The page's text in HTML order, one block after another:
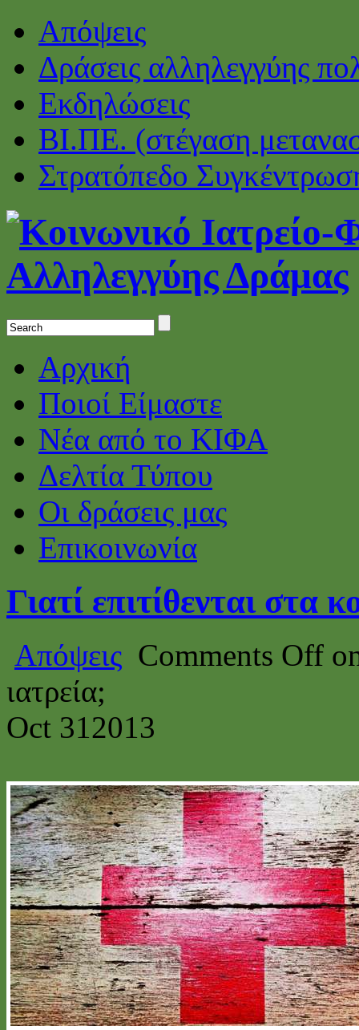
Απόψεις
Δράσεις αλληλεγγύης
Εκδηλώσεις
ΒΙ.ΠΕ. (στέγαση
Στρατόπεδο
Αρχική
Ποιοί Είμαστε
Νέα από το ΚΙΦΑ
Δελτία Τύπου
Οι δράσεις μας
Επικοινωνία
Γιατί επιτίθενται στα
Απόψεις Comments Off
ιατρεία;
Oct 312013